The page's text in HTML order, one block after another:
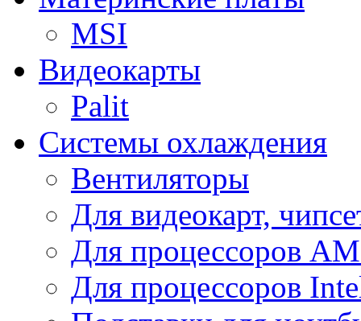
MSI
Видеокарты
Palit
Системы охлаждения
Вентиляторы
Для видеокарт,
Для процессоров
Для процессоров